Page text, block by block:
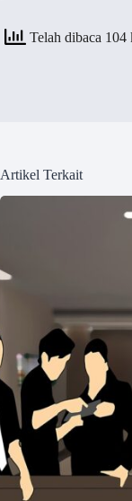
Telah dibaca 104
Artikel Terkait